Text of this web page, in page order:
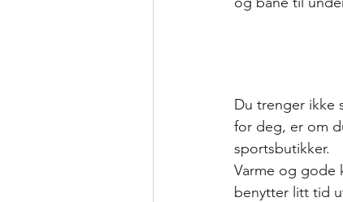
Du trenger ikke
for deg, er om
sportsbutikker.
Varme og gode
benytter litt tid